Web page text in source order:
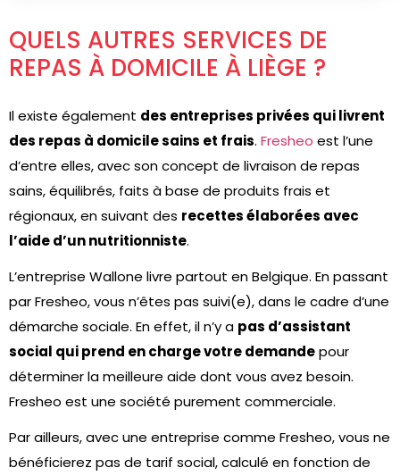
QUELS AUTRES SERVICES DE
REPAS À DOMICILE À LIÈGE ?
Il existe également des entreprises privées qui livrent
des repas à domicile sains et frais. Fresheo est l’une
d’entre elles, avec son concept de livraison de repas
sains, équilibrés, faits à base de produits frais et
régionaux, en suivant des recettes élaborées avec
l’aide d’un nutritionniste.
L’entreprise Wallone livre partout en Belgique. En passant
par Fresheo, vous n’êtes pas suivi(e), dans le cadre d’une
démarche sociale. En effet, il n’y a pas d’assistant
social qui prend en charge votre demandepour
déterminer la meilleure aide dont vous avez besoin.
Fresheo est une société purement commerciale.
Par ailleurs, avec une entreprise comme Fresheo, vous ne
bénéficierez pas de tarif social, calculé en fonction de